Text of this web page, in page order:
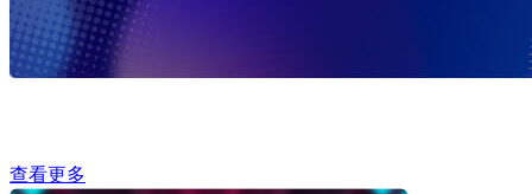
查看更多